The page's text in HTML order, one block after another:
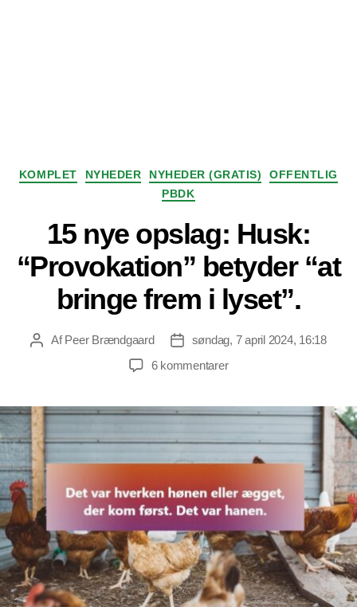
Kategorier
KOMPLET NYHEDER NYHEDER (GRATIS)
OFFENTLIG
PBDK
15 nye opslag: Husk:
“Provokation” betyder “at
bringe frem i lyset”.
Indlægsforfatter
AfPeer Brændgaard Indlægsdato
søndag, 7 april 2024, 16:18
6 kommentarertil
opslag:
“Provokation”
“at
bringe
i
lyset”.